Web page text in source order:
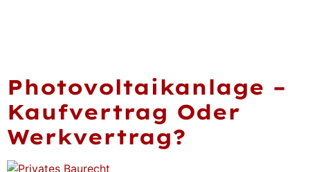
Pho­to­vol­ta­ik­an­la­ge –
Kauf­ver­trag Oder
Werk­ver­trag?